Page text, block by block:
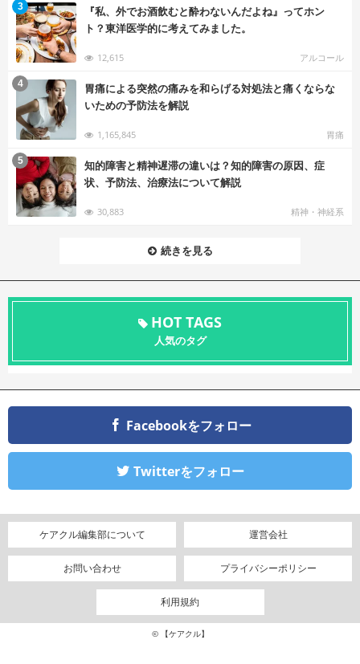
『私、外でお酒飲むと酔わないんだよね』ってホン
ト？東洋医学的に考えてみました。
12,615 アルコール
3
胃痛による突然の痛みを和らげる対処法と痛くならな
いための予防法を解説
1,165,845 胃痛
4
知的障害と精神遅滞の違いは？知的障害の原因、症
状、予防法、治療法について解説
30,883 精神・神経系
5
続きを見る
HOT TAGS
人気のタグ
Facebookをフォロー
Twitterをフォロー
ケアクル編集部について 運営会社
お問い合わせ プライバシーポリシー
利用規約
© 【ケアクル】